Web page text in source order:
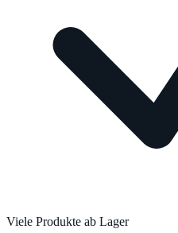
Viele Produkte ab Lager